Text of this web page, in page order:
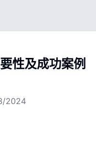
性及成功案例
2024